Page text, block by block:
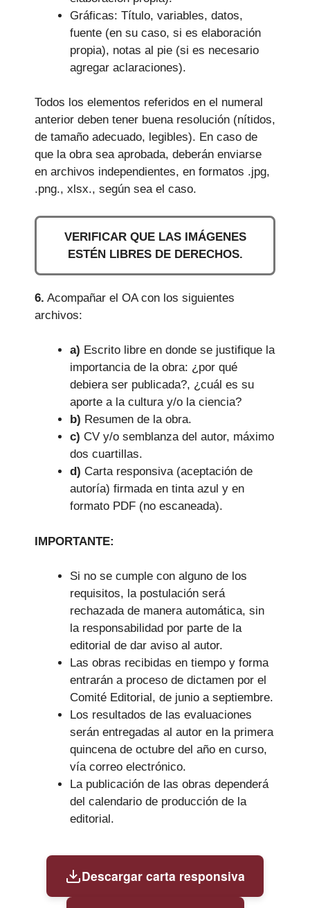
Gráficas: Título, variables, datos,
fuente (en su caso, si es elaboración
propia), notas al pie (si es necesario
agregar aclaraciones).
Todos los elementos referidos en el numeral
anterior deben tener buena resolución (nítidos,
de tamaño adecuado, legibles). En caso de
que la obra sea aprobada, deberán enviarse
en archivos independientes, en formatos .jpg,
.png., xlsx., según sea el caso.
VERIFICAR QUE LAS IMÁGENES
ESTÉN LIBRES DE DERECHOS.
6. Acompañar el OA con los siguientes
archivos:
a) Escrito libre en donde se justifique la
importancia de la obra: ¿por qué
debiera ser publicada?, ¿cuál es su
aporte a la cultura y/o la ciencia?
b) Resumen de la obra.
c) CV y/o semblanza del autor, máximo
dos cuartillas.
d) Carta responsiva (aceptación de
autoría) firmada en tinta azul y en
formato PDF (no escaneada).
IMPORTANTE:
Si no se cumple con alguno de los
requisitos, la postulación será
rechazada de manera automática, sin
la responsabilidad por parte de la
editorial de dar aviso al autor.
Las obras recibidas en tiempo y forma
entrarán a proceso de dictamen por el
Comité Editorial, de junio a septiembre.
Los resultados de las evaluaciones
serán entregadas al autor en la primera
quincena de octubre del año en curso,
vía correo electrónico.
La publicación de las obras dependerá
del calendario de producción de la
editorial.
Descargar carta responsiva